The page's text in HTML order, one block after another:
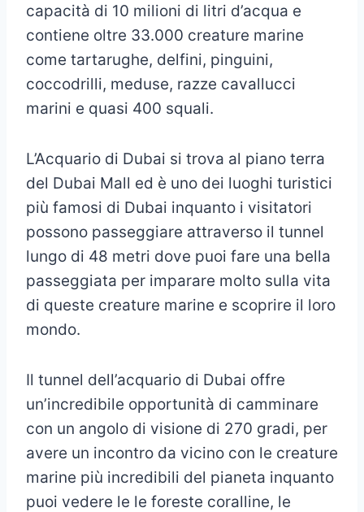
capacità di 10 milioni di litri d’acqua e
contiene oltre 33.000 creature marine
come tartarughe, delfini, pinguini,
coccodrilli, ​​meduse, razze cavallucci
marini e quasi 400 squali.
L’Acquario di Dubai si trova al piano terra
del Dubai Mall ed è uno dei luoghi turistici
più famosi di Dubai inquanto i visitatori
possono passeggiare attraverso il tunnel
lungo di 48 metri dove puoi fare una bella
passeggiata per imparare molto sulla vita
di queste creature marine e scoprire il loro
mondo.
Il tunnel dell’acquario di Dubai offre
un’incredibile opportunità di camminare
con un angolo di visione di 270 gradi, per
avere un incontro da vicino con le creature
marine più incredibili del pianeta inquanto
puoi vedere le le foreste coralline, le